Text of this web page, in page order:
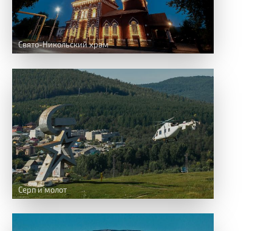
Свято-Никольский храм
Серп и молот